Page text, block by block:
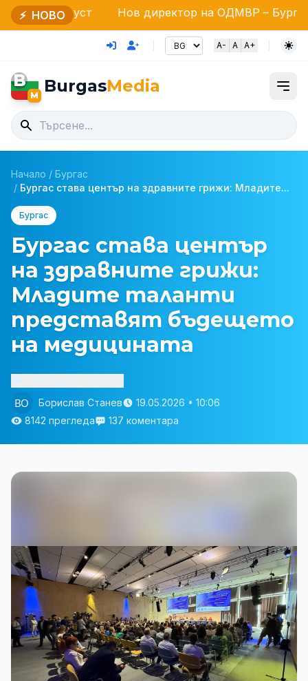
⚡ НОВОНов директор на ОДМВР – Бургас: Старши
A- A A+
B
M BurgasMedia
Начало / Бургас
/ Бургас става център на здравните грижи: Младите...
Бургас
Бургас става център
на здравните грижи:
Младите таланти
представят бъдещето
на медицината
Борислав Станев
19.05.2026 • 10:06
8142 прегледа
137 коментара